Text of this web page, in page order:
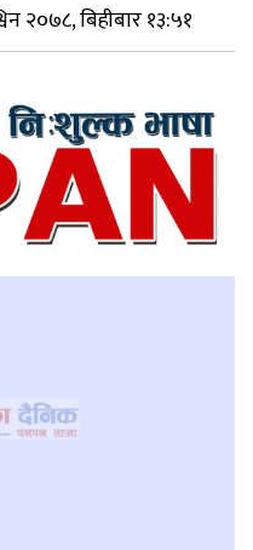
२०७८, बिहीबार १३:५१